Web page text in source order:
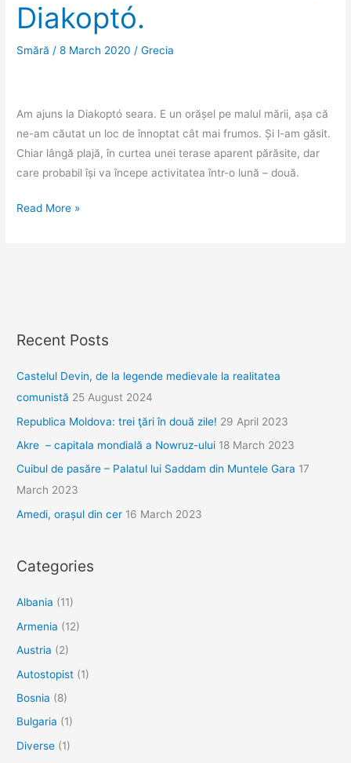
mai
veche
linie
Diakoptó.
Smără /8 March 2020 /Grecia
Am ajuns la Diakoptó seara. E un orășel pe malul mării, așa că
ne-am căutat un loc de înnoptat cât mai frumos. Și l-am găsit.
Chiar lângă plajă, în curtea unei terase aparent părăsite, dar
care probabil își va începe activitatea într-o lună – două.
Jurnal
Read More »
Recent Posts
Castelul Devin, de la legende medievale la realitatea
comunistă 25 August 2024
Republica Moldova: trei ţări în două zile! 29 April 2023
Akre – capitala mondială a Nowruz-ului 18 March 2023
Cuibul de pasăre – Palatul lui Saddam din Muntele Gara 17
March 2023
Amedi, orașul din cer 16 March 2023
Categories
Albania (11)
Armenia (12)
Austria (2)
Autostopist (1)
Bosnia (8)
Bulgaria (1)
Diverse (1)